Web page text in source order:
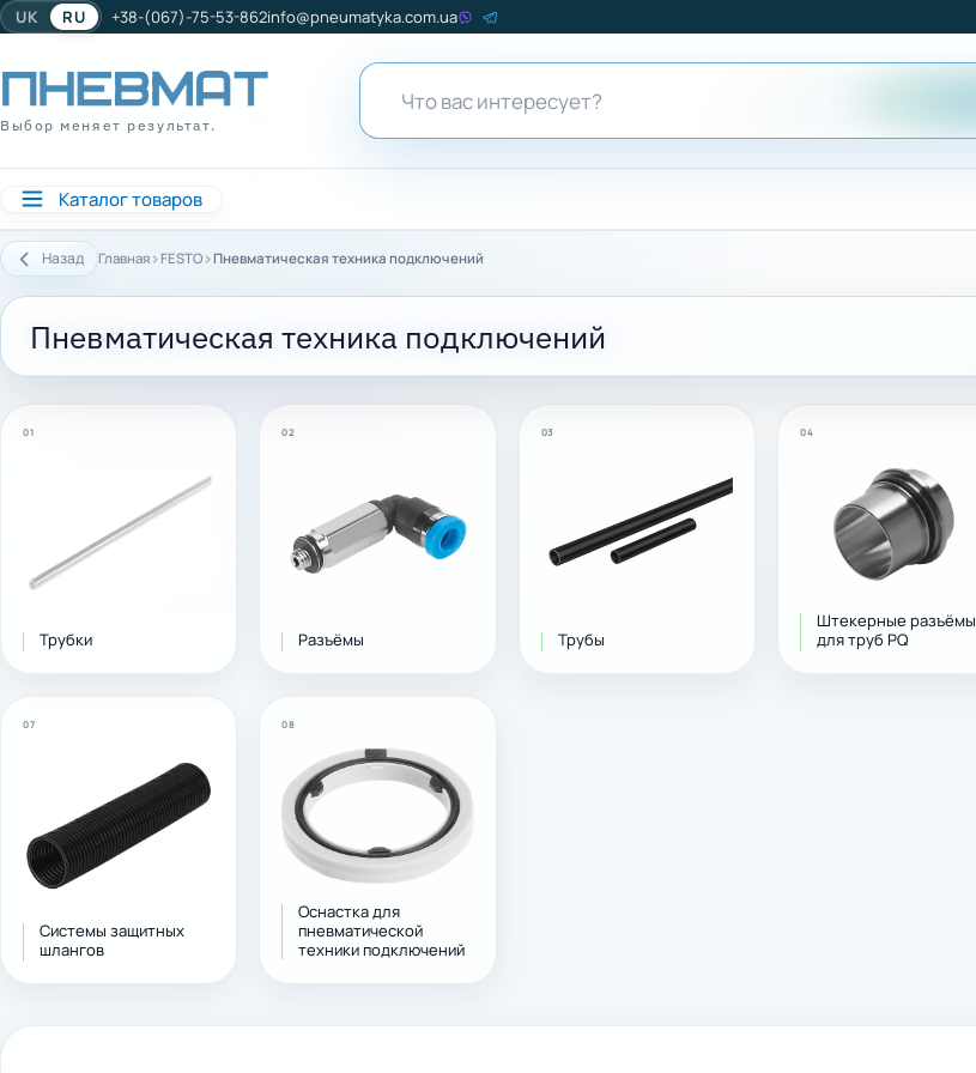
UK RU +38-(067)-75-53-862info@pneumatyka.com.ua
Выбор меняет результат.
Каталог товаров
Назад Главная › FESTO ›Пневматическая техника подключений
Пневматическая техника подключений
01
Трубки
02
Разъёмы
03
Трубы
04
Штекерные разъёмы
для труб PQ
07
Системы защитных
шлангов
08
Оснастка для
пневматической
техники подключений